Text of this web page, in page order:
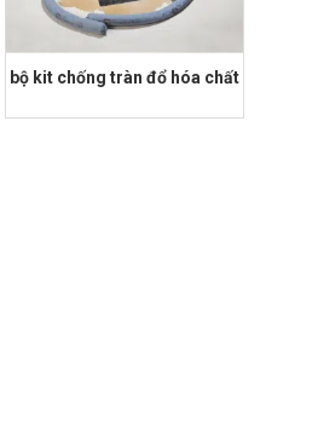
bộ kit chống tràn đổ hóa chất